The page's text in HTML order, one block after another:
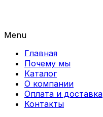
Menu
Главная
Почему мы
Каталог
О компании
Оплата и доставка
Контакты